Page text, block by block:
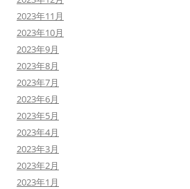
2023年11月
2023年10月
2023年9月
2023年8月
2023年7月
2023年6月
2023年5月
2023年4月
2023年3月
2023年2月
2023年1月